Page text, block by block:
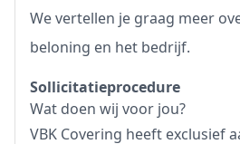
We vertellen je graag meer
beloning en het bedrijf.
Sollicitatieprocedure
Wat doen wij voor jou?
VBK Covering heeft exclusief